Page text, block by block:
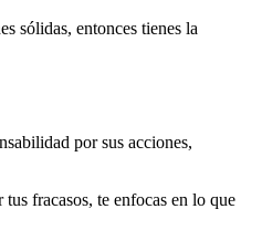
sólidas, entonces tienes la
por sus acciones,
fracasos, te enfocas en lo que